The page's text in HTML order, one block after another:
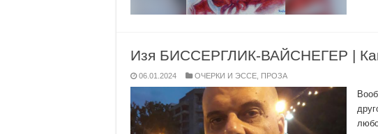
Изя БИССЕРГЛИК-ВАЙСНЕГЕР | Как
06.01.2024 ОЧЕРКИ И ЭССЕ ПРОЗА